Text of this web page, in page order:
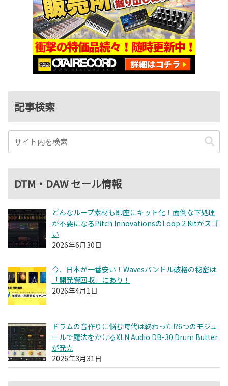
記事検索
DTM・DAW セール情報
どんなループ素材も即座にキット化！面倒な下処理
が不要になるPitch InnovationsのLoop 2 Kitがスゴ
い
2026年6月30日
今、日本が一番安い！Wavesバンドル破格の秘密は
「開発費回収」にあり！
2026年4月1日
ドラムの音作りに悩む時代は終わった!?6つのモジュ
ールで魔法をかけるXLN Audio DB-30 Drum Butter
が発売
2026年3月31日